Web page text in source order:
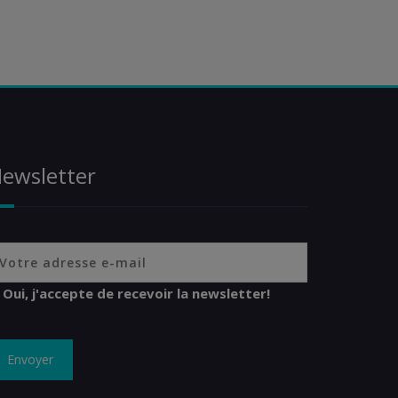
Oui, j'accepte de recevoir la newsletter!